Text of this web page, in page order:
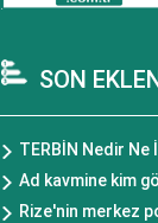
SON
TERBİN Nedir Ne
Ad kavmine kim
Rize'nin merkez